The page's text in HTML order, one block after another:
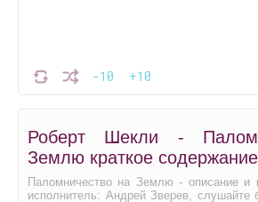
-10 +10
Роберт Шекли -
Землю краткое содержание
Паломничество на Землю - описание и
исполнитель: Андрей Зверев, слушайте